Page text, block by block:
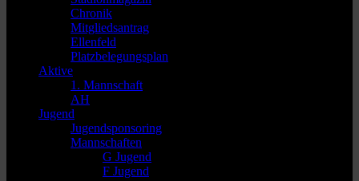
Chronik
Mitgliedsantrag
Ellenfeld
Platzbelegungsplan
Aktive
1. Mannschaft
AH
Jugend
Jugendsponsoring
Mannschaften
G Jugend
F Jugend